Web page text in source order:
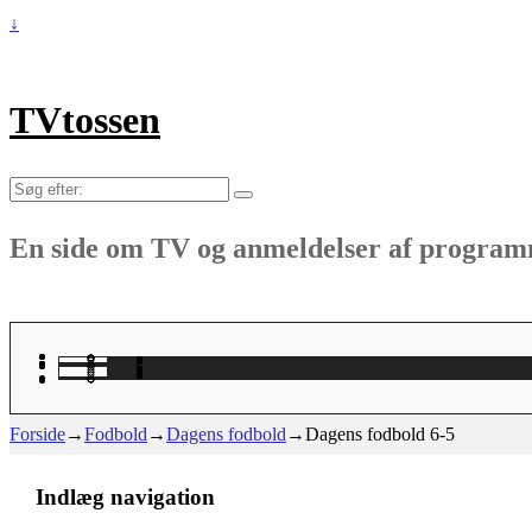
↓
TVtossen
Søg
En side om TV og anmeldelser af
Forside→Fodbold →Dagens fodbold →Dagens fodbold 6-5
Indlæg navigation